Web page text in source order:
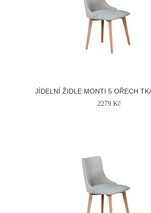
JÍDELNÍ ŽIDLE MONTI 5 OŘECH
2279 Kč